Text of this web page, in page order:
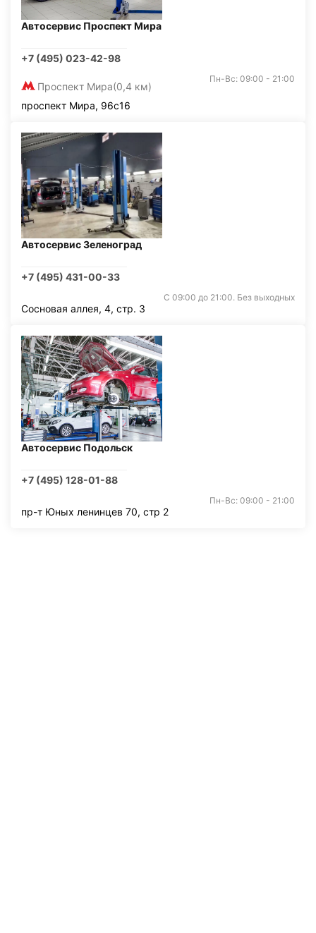
Автосервис Проспект Мира
+7 (495) 023-42-98
Проспект Мира(0,4 км)
Пн-Вс: 09:00 - 21:00
проспект Мира, 96с16
Автосервис Зеленоград
+7 (495) 431-00-33
С 09:00 до 21:00. Без выходных
Сосновая аллея, 4, стр. 3
Автосервис Подольск
+7 (495) 128-01-88
Пн-Вс: 09:00 - 21:00
пр-т Юных ленинцев 70, стр 2